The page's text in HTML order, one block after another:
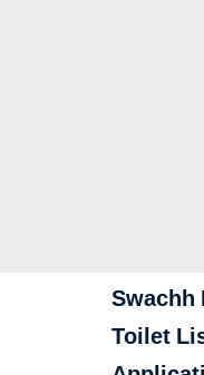
Swachh
Toilet